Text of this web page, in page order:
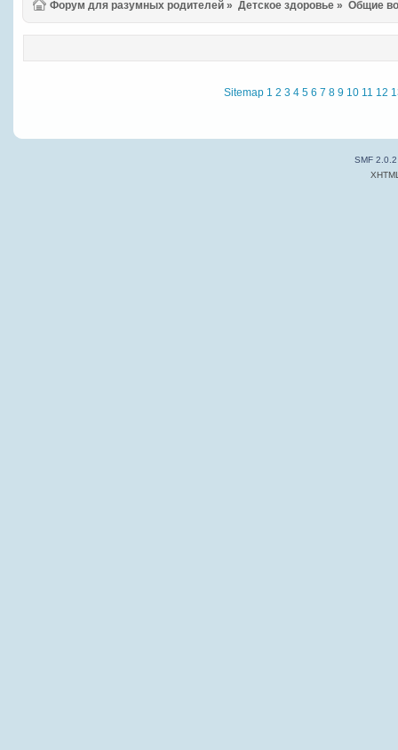
Форум для разумных родителей » Детское здоровье » Общие
Sitemap 1 2 3 4 5 6 7 8 9 10 11 12
SMF 2.0.2